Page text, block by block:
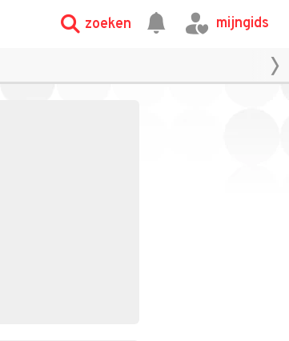
zoeken mijngids